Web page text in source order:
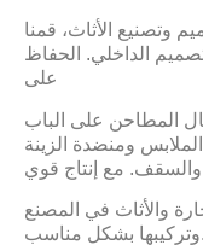
وتصنيع الأثاث، قمنا
الداخلي. الحفاظ
على
المطاحن على الباب
ومنضدة الزينة
والسقف. مع إنتاج قوي
والأثاث في المصنع
وتركيبها بشكل مناسب.